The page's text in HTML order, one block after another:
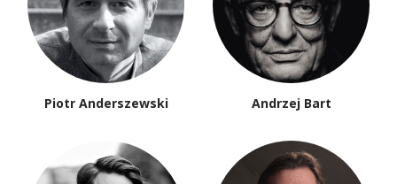
Piotr Anderszewski Andrzej Bart